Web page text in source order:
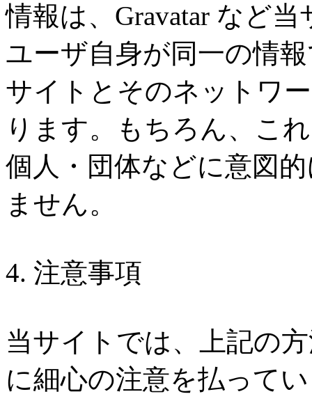
情報は、Gravatar など
ユーザ自身が同一の情
サイトとそのネットワ
ります。もちろん、こ
個人・団体などに意図
ません。
4. 注意事項
当サイトでは、上記の
に細心の注意を払って